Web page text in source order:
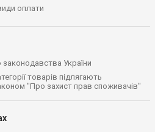
оплати
законодавства України
товарів підлягають
"Про захист прав споживачів"